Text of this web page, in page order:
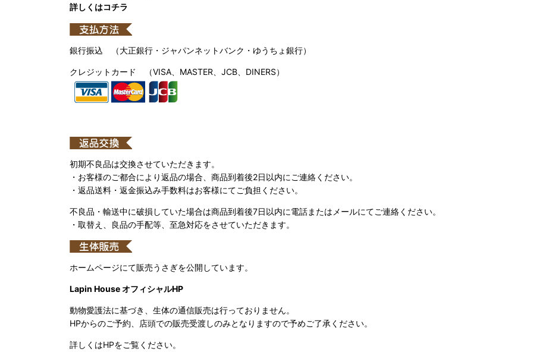
詳しくはコチラ
銀行振込 （大正銀行・ジャパンネットバンク・ゆうちょ銀行）
クレジットカード （VISA、MASTER、JCB、DINERS）
初期不良品は交換させていただきます。
・お客様のご都合により返品の場合、商品到着後2日以内にご連絡ください。
・返品送料・返金振込み手数料はお客様にてご負担ください。
不良品・輸送中に破損していた場合は商品到着後7日以内に電話またはメールにてご連絡ください。
・取替え、良品の手配等、至急対応をさせていただきます。
ホームページにて販売うさぎを公開しています。
Lapin House オフィシャルHP
動物愛護法に基づき、生体の通信販売は行っておりません。
HPからのご予約、店頭での販売受渡しのみとなりますので予めご了承ください。
詳しくはHPをご覧ください。